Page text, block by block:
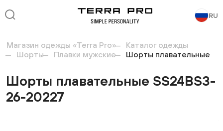
RU
Магазин одежды «Terra Pro»
Каталог одежды
Шорты
Плавки мужские Шорты плавательные
Шорты плавательные SS24BS3-
26-20227